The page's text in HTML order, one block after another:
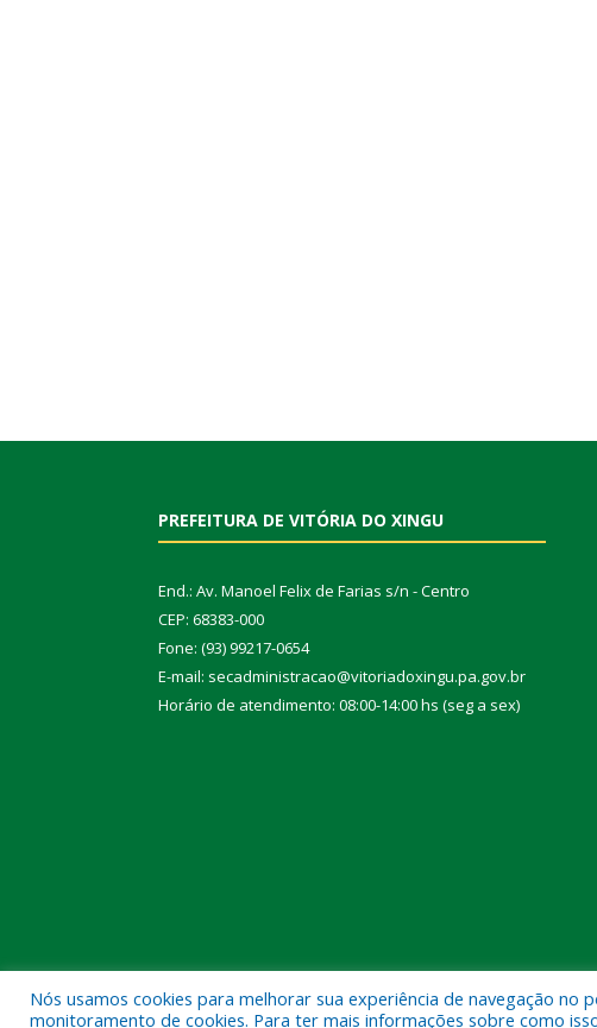
PREFEITURA DE VITÓRIA DO XINGU
End.: Av. Manoel Felix de Farias s/n - Centro
CEP: 68383-000
Fone: (93) 99217-0654
E-mail: secadministracao@vitoriadoxingu.pa.gov.br
Horário de atendimento: 08:00-14:00 hs (seg a sex)
Todos os direitos reservados a Prefeitura Municipal de
Nós usamos cookies para melhorar sua experiência de navegação
monitoramento de cookies. Para ter mais informações sobre como